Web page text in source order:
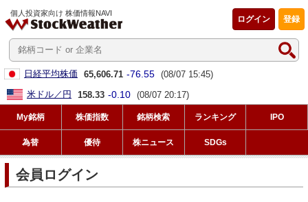
個人投資家向け 株価情報NAVI
登録
ログイン
日経平均株価 65,606.71 -76.55 (08/07 15:45)
米ドル／円
158.33 -0.10 (08/07 20:17)
My銘柄 株価指数 銘柄検索 ランキング IPO
為替 優待 株ニュース SDGs
会員ログイン